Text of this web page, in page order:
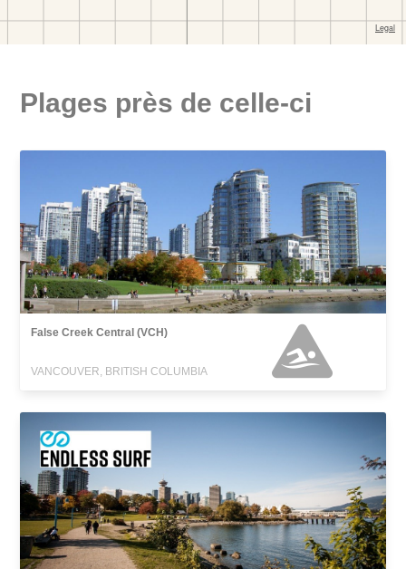
Plages près de celle-ci
False Creek Central (VCH)
VANCOUVER, BRITISH COLUMBIA